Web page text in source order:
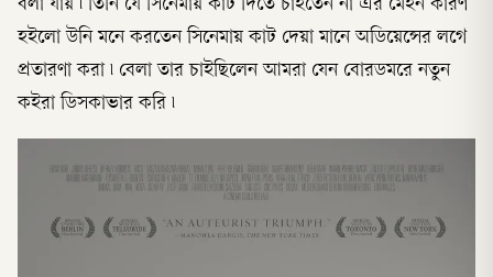
বলা যায় ৷ তিনি যে সিনেমায় কাট দিতে চাইতেন না এর মেইন কারণ
হইলো উনি মনে করতেন সিনেমায় কাট দেয়া মানে অডিয়েন্সের লগে
প্রতারণা করা ৷ বেলা তার চাইছিলেন আমরা যেন বোরডমরে নতুন
কইরা ডিসকাভার করি ৷